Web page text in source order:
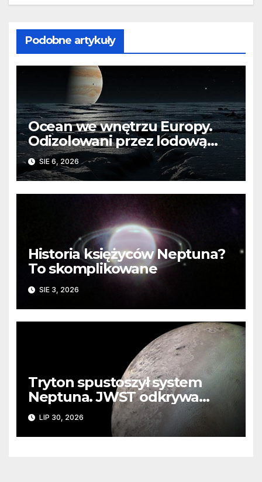
Podobne artykuły
Ocean we wnętrzu Europy.
Odizolowani przez lodową
barierę
SIE 6, 2026
Historia księżyców Neptuna?
To skomplikowane
SIE 3, 2026
Tryton spustoszył system
Neptuna. JWST odkrywa
ślady kosmicznej katastrofy i
zaginionego lodu
LIP 30, 2026